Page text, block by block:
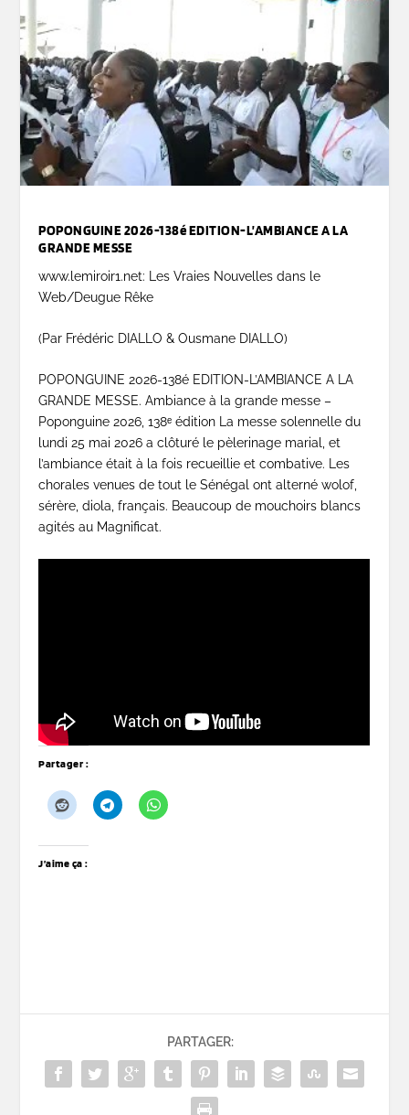
POPONGUINE 2026-138é EDITION-L’AMBIANCE A LA
GRANDE MESSE
www.lemiroir1.net: Les Vraies Nouvelles dans le
Web/Deugue Rêke
(Par Frédéric DIALLO & Ousmane DIALLO)
POPONGUINE 2026-138é EDITION-L’AMBIANCE A LA
GRANDE MESSE. Ambiance à la grande messe –
Poponguine 2026, 138ᵉ édition La messe solennelle du
lundi 25 mai 2026 a clôturé le pèlerinage marial, et
l’ambiance était à la fois recueillie et combative. Les
chorales venues de tout le Sénégal ont alterné wolof,
sérère, diola, français. Beaucoup de mouchoirs blancs
agités au Magnificat.
Partager :
J’aime ça :
PARTAGER: